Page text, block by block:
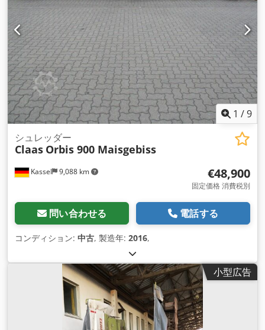
1 /9
Kassel 9,088 km
シュレッダー
Claas Orbis 900 Maisgebiss
€48,900
固定価格 消費税別
問い合わせる 電話する
コンディション: 中古, 製造年: 2016,
小型広告